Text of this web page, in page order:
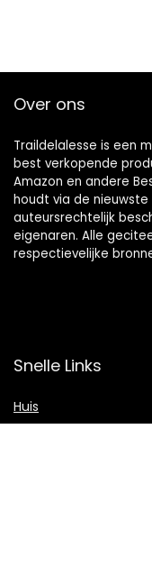
Over ons
Traildelalesse is een
best verkopende
Amazon en andere
houdt via de
auteursrechtelijk
eigenaren. Alle
respectievelijke
Snelle Links
Huis